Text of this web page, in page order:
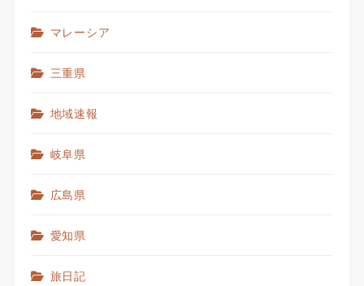
マレーシア
三重県
地域速報
岐阜県
広島県
愛知県
旅日記